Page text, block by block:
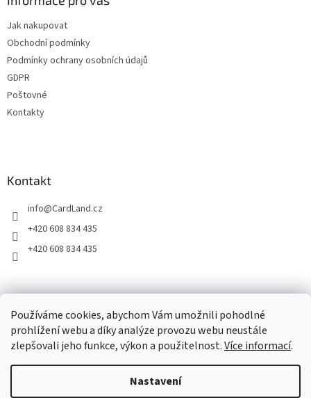
Používáme cookies, abychom Vám umožnili pohodlné
prohlížení webu a díky analýze provozu webu neustále
zlepšovali jeho funkce, výkon a použitelnost.Více informací.
Nastavení
Jak nakupovat
Obchodní podmínky
Podmínky ochrany osobních údajů
GDPR
Poštovné
Kontakty
Kontakt
info@CardLand.cz
+420 608 834 435
+420 608 834 435